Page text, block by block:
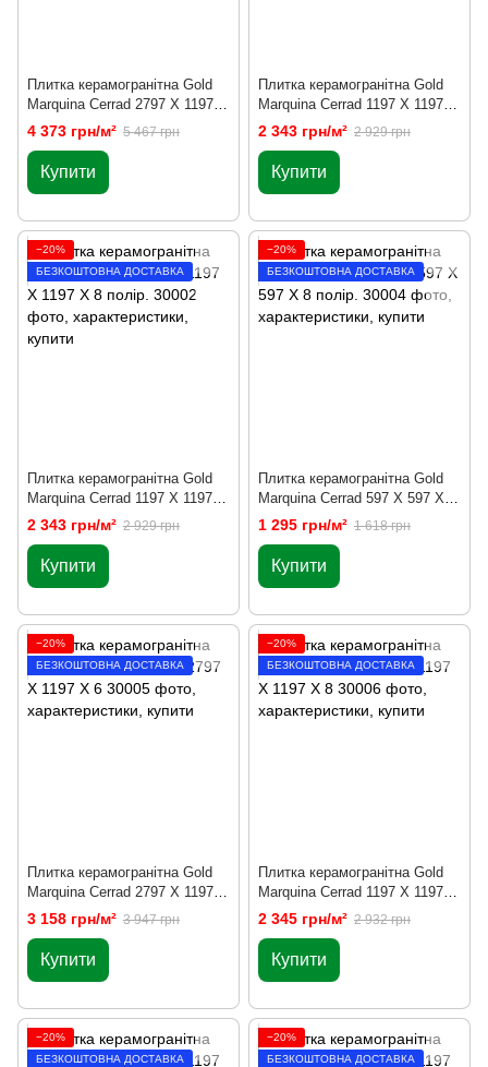
Плитка керамогранітна Gold
Marquina Сerrad 2797 X 1197 X
6 полір.
4 373 грн/м² 5 467 грн
Купити
Плитка керамогранітна Gold
Marquina Сerrad 1197 X 1197 X
6 полір.
2 343 грн/м² 2 929 грн
Купити
−20%
БЕЗКОШТОВНА ДОСТАВКА
Плитка керамогранітна Gold
Marquina Сerrad 1197 X 1197 X
8 полір.
2 343 грн/м² 2 929 грн
Купити
−20%
БЕЗКОШТОВНА ДОСТАВКА
Плитка керамогранітна Gold
Marquina Сerrad 597 X 597 X 8
полір.
1 295 грн/м² 1 618 грн
Купити
−20%
БЕЗКОШТОВНА ДОСТАВКА
Плитка керамогранітна Gold
Marquina Сerrad 2797 X 1197 X
6
3 158 грн/м² 3 947 грн
Купити
−20%
БЕЗКОШТОВНА ДОСТАВКА
Плитка керамогранітна Gold
Marquina Сerrad 1197 X 1197 X
8
2 345 грн/м² 2 932 грн
Купити
−20%
БЕЗКОШТОВНА ДОСТАВКА
−20%
БЕЗКОШТОВНА ДОСТАВКА